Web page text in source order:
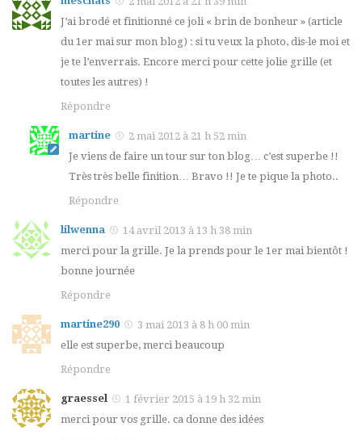
J’ai brodé et finitionné ce joli « brin de bonheur » (article
du 1er mai sur mon blog) : si tu veux la photo, dis-le moi et
je te l’enverrais. Encore merci pour cette jolie grille (et
toutes les autres) !
Répondre
martine
2 mai 2012 à 21 h 52 min
Je viens de faire un tour sur ton blog… c’est superbe !!
Très très belle finition… Bravo !! Je te pique la photo..
Répondre
lilwenna
14 avril 2013 à 13 h 38 min
merci pour la grille. Je la prends pour le 1er mai bientôt !
bonne journée
Répondre
martine290
3 mai 2013 à 8 h 00 min
elle est superbe, merci beaucoup
Répondre
graessel
1 février 2015 à 19 h 32 min
merci pour vos grille. ca donne des idées